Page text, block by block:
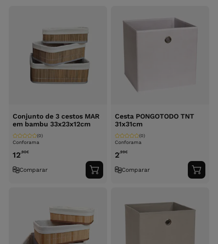
Conjunto de 3 cestos MAR
em bambu 33x23x12cm
Conforama
(0)
12,90€
Comparar
Adicionar
ao
Cesta PONGOTODO TNT
31x31cm
Conforama
(0)
2,99€
Comparar
ao